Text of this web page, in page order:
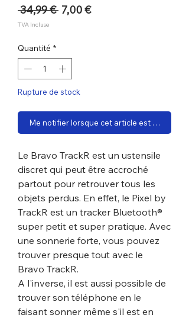
34,99 € Prix
7,00 €Prix
TVA Incluse
Quantité *
Rupture de stock
Me notifier lorsque cet article est disponible
Le Bravo TrackR est un ustensile
discret qui peut être accroché
partout pour retrouver tous les
objets perdus. En effet, le Pixel by
TrackR est un tracker Bluetooth®
super petit et super pratique. Avec
une sonnerie forte, vous pouvez
trouver presque tout avec le
Bravo TrackR.
A l'inverse, il est aussi possible de
trouver son téléphone en le
faisant sonner même s'il est en